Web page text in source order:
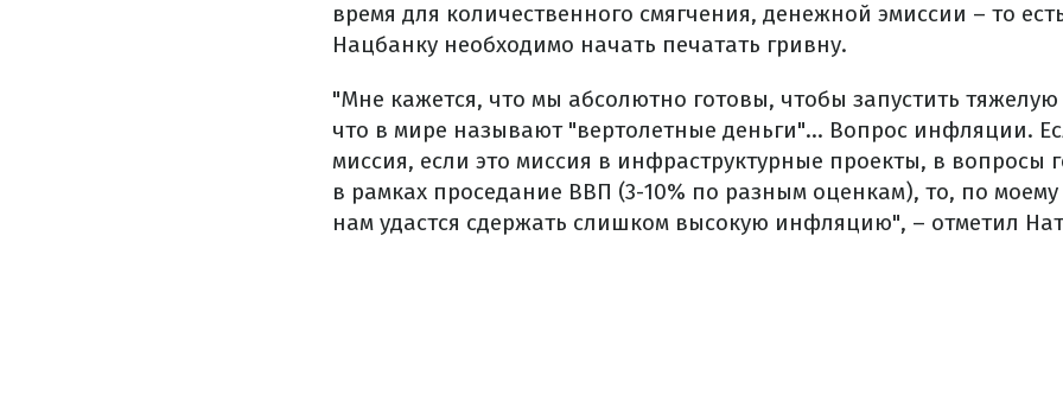
время для количественного смягчения, денежной эмиссии – то
Нацбанку необходимо начать печатать гривну.
"Мне кажется, что мы абсолютно готовы, чтобы запустить
что в мире называют "вертолетные деньги"... Вопрос инфляции.
миссия, если это миссия в инфраструктурные проекты, в вопросы
в рамках проседание ВВП (3-10% по разным оценкам), то, по
нам удастся сдержать слишком высокую инфляцию", – отметил